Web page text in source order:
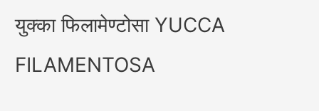
युक्का फिलामेण्टोसा YUCCA
FILAMENTOSA